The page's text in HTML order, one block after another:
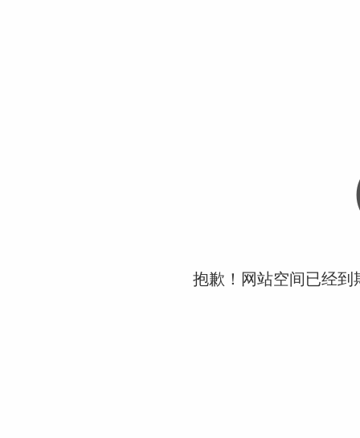
抱歉！网站空间已经